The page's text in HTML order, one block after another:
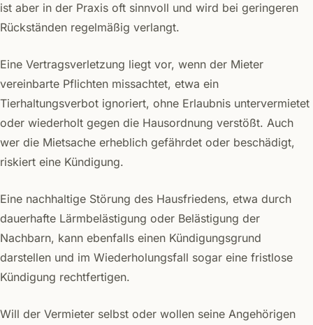
ist aber in der Praxis oft sinnvoll und wird bei geringeren
Rückständen regelmäßig verlangt.
Eine Vertragsverletzung liegt vor, wenn der Mieter
vereinbarte Pflichten missachtet, etwa ein
Tierhaltungsverbot ignoriert, ohne Erlaubnis untervermietet
oder wiederholt gegen die Hausordnung verstößt. Auch
wer die Mietsache erheblich gefährdet oder beschädigt,
riskiert eine Kündigung.
Eine nachhaltige Störung des Hausfriedens, etwa durch
dauerhafte Lärmbelästigung oder Belästigung der
Nachbarn, kann ebenfalls einen Kündigungsgrund
darstellen und im Wiederholungsfall sogar eine fristlose
Kündigung rechtfertigen.
Will der Vermieter selbst oder wollen seine Angehörigen